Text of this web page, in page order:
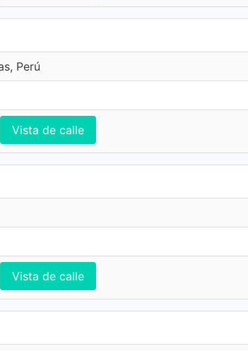
Perú
Vista de calle
Vista de calle